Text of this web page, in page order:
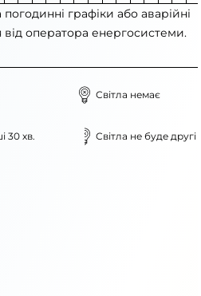
графіки або аварійні
оператора енергосистеми.
Світла немає
30 хв. Світла не буде другі